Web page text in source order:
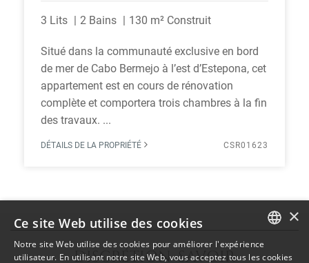
3 Lits 2 Bains 130 m² Construit
Situé dans la communauté exclusive en bord
de mer de Cabo Bermejo à l’est d’Estepona, cet
appartement est en cours de rénovation
complète et comportera trois chambres à la fin
des travaux. ...
DÉTAILS DE LA PROPRIÉTÉ CSR01623
DISCRÉTION SAVOIR
ENGLISH
×
Ce site Web utilise des cookies
Notre site Web utilise des cookies pour améliorer l'expérience
utilisateur. En utilisant notre site Web, vous acceptez tous les cookies